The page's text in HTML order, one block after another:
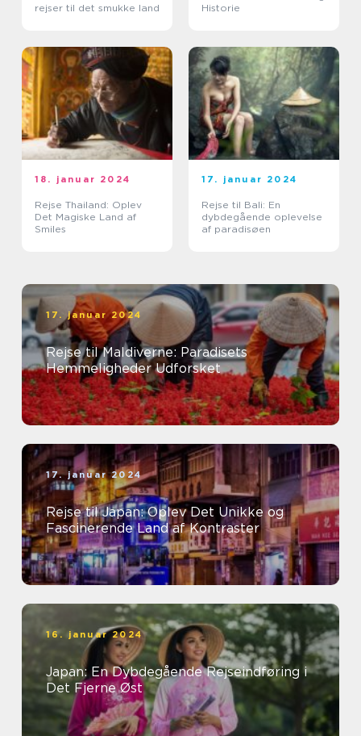
rejser til det smukke land
Historie
18. januar 2024
Rejse Thailand: Oplev
Det Magiske Land af
Smiles
17. januar 2024
Rejse til Bali: En
dybdegående oplevelse
af paradisøen
17. januar 2024
Rejse til Maldiverne: Paradisets
Hemmeligheder Udforsket
17. januar 2024
Rejse til Japan: Oplev Det Unikke og
Fascinerende Land af Kontraster
16. januar 2024
Japan: En Dybdegående Rejseindføring i
Det Fjerne Øst